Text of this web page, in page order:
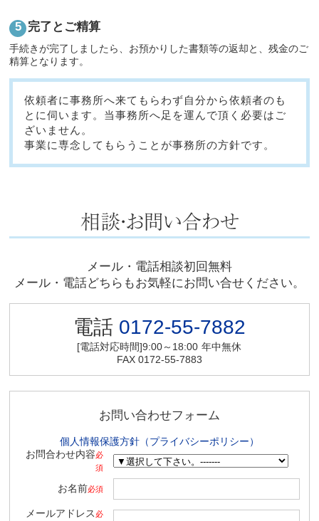
完了とご精算
手続きが完了しましたら、お預かりした書類等の返却と、残金のご
精算となります。
依頼者に事務所へ来てもらわず自分から依頼者のも
とに伺います。当事務所へ足を運んで頂く必要はご
ざいません。
事業に専念してもらうことが事務所の方針です。
メール・電話相談初回無料
メール・電話どちらもお気軽にお問い合せください。
電話 0172-55-7882
[電話対応時間]9:00～18:00 年中無休
FAX 0172-55-7883
お問い合わせフォーム
個人情報保護方針（プライバシーポリシー）
お問合わせ内容必
須
お名前必須
メールアドレス 必